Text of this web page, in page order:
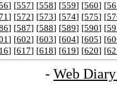
] [557] [558] [559] [560] [
] [572] [573] [574] [575] [
] [587] [588] [589] [590] [
] [602] [603] [604] [605] [
] [617] [618] [619] [620] [
- Web